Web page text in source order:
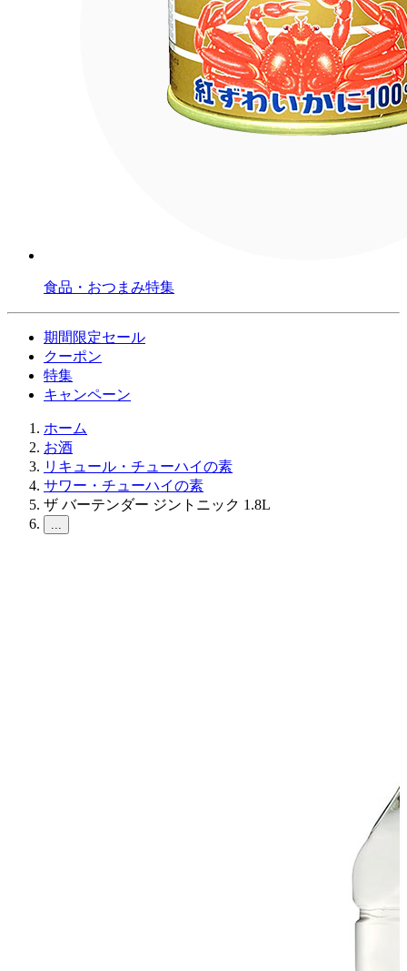
食品・おつまみ特集
期間限定セール
クーポン
特集
キャンペーン
ホーム
お酒
リキュール・チューハイの素
サワー・チューハイの素
ザ バーテンダー ジントニック 1.8L
...